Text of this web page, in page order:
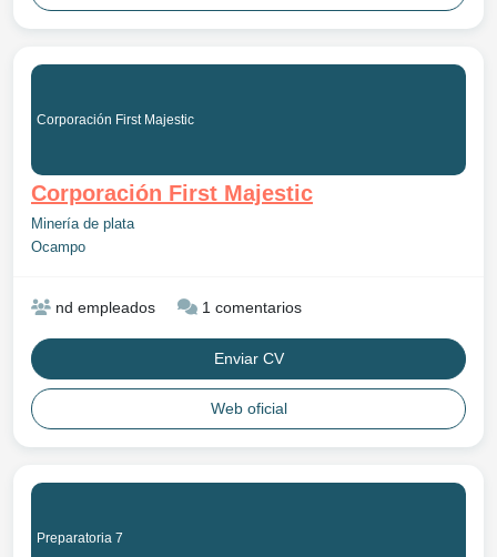
Corporación First Majestic
Corporación First Majestic
Minería de plata
Ocampo
nd empleados 1 comentarios
Enviar CV
Web oficial
Preparatoria 7